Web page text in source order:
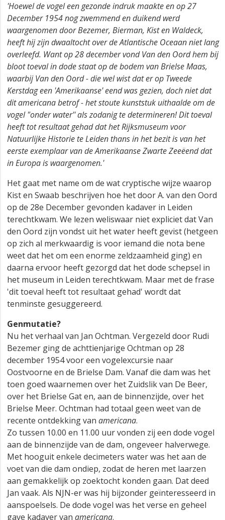
'Hoewel de vogel een gezonde indruk maakte en op 27
December 1954 nog zwemmend en duikend werd
waargenomen door Bezemer, Bierman, Kist en Waldeck,
heeft hij zijn dwaaltocht over de Atlantische Oceaan niet lang
overleefd. Want op 28 december vond Van den Oord hem bij
bloot toeval in dode staat op de bodem van Brielse Maas,
waarbij Van den Oord - die wel wist dat er op Tweede
Kerstdag een 'Amerikaanse' eend was gezien, doch niet dat
dit americana betrof - het stoute kunststuk uithaalde om de
vogel "onder water'' als zodanig te determineren! Dit toeval
heeft tot resultaat gehad dat het Rijksmuseum voor
Natuurlijke Historie te Leiden thans in het bezit is van het
eerste exemplaar van de Amerikaanse Zwarte Zeeëend dat
in Europa is waargenomen.'
Het gaat met name om de wat cryptische wijze waarop
Kist en Swaab beschrijven hoe het door A. van den Oord
op de 28e December gevonden kadaver in Leiden
terechtkwam. We lezen weliswaar niet expliciet dat Van
den Oord zijn vondst uit het water heeft gevist (hetgeen
op zich al merkwaardig is voor iemand die nota bene
weet dat het om een enorme zeldzaamheid ging) en
daarna ervoor heeft gezorgd dat het dode schepsel in
het museum in Leiden terechtkwam. Maar met de frase
'dit toeval heeft tot resultaat gehad' wordt dat
tenminste gesuggereerd.
Genmutatie?
Nu het verhaal van Jan Ochtman. Vergezeld door Rudi
Bezemer ging de achttienjarige Ochtman op 28
december 1954 voor een vogelexcursie naar
Oostvoorne en de Brielse Dam. Vanaf die dam was het
toen goed waarnemen over het Zuidslik van De Beer,
over het Brielse Gat en, aan de binnenzijde, over het
Brielse Meer. Ochtman had totaal geen weet van de
recente ontdekking van americana.
Zo tussen 10.00 en 11.00 uur vonden zij een dode vogel
aan de binnenzijde van de dam, ongeveer halverwege.
Met hooguit enkele decimeters water was het aan de
voet van die dam ondiep, zodat de heren met laarzen
aan gemakkelijk op zoektocht konden gaan. Dat deed
Jan vaak. Als NJN-er was hij bijzonder geïnteresseerd in
aanspoelsels. De dode vogel was het verse en geheel
gave kadaver van americana.